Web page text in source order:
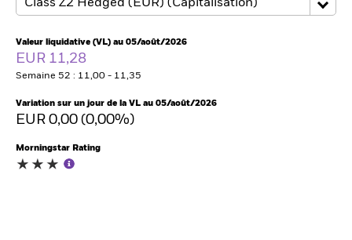
Analyses
Education
Intermédiaires financiers
France
Valeur liquidative (VL) au 05/août/2026
EUR 11,28
Semaine 52 : 11,00 - 11,35
Variation sur un jour de la VL au 05/août/2026
EUR 0,00 (0,00%)
Morningstar Rating